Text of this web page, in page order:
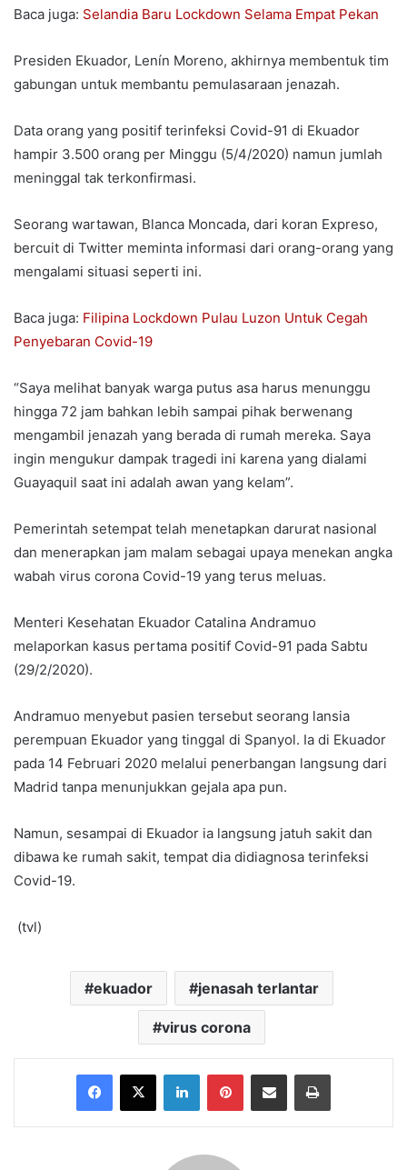
Baca juga: Selandia Baru Lockdown Selama Empat Pekan
Presiden Ekuador, Lenín Moreno, akhirnya membentuk tim
gabungan untuk membantu pemulasaraan jenazah.
Data orang yang positif terinfeksi Covid-91 di Ekuador
hampir 3.500 orang per Minggu (5/4/2020) namun jumlah
meninggal tak terkonfirmasi.
Seorang wartawan, Blanca Moncada, dari koran Expreso,
bercuit di Twitter meminta informasi dari orang-orang yang
mengalami situasi seperti ini.
Baca juga: Filipina Lockdown Pulau Luzon Untuk Cegah
Penyebaran Covid-19
“Saya melihat banyak warga putus asa harus menunggu
hingga 72 jam bahkan lebih sampai pihak berwenang
mengambil jenazah yang berada di rumah mereka. Saya
ingin mengukur dampak tragedi ini karena yang dialami
Guayaquil saat ini adalah awan yang kelam”.
Pemerintah setempat telah menetapkan darurat nasional
dan menerapkan jam malam sebagai upaya menekan angka
wabah virus corona Covid-19 yang terus meluas.
Menteri Kesehatan Ekuador Catalina Andramuo
melaporkan kasus pertama positif Covid-91 pada Sabtu
(29/2/2020).
Andramuo menyebut pasien tersebut seorang lansia
perempuan Ekuador yang tinggal di Spanyol. Ia di Ekuador
pada 14 Februari 2020 melalui penerbangan langsung dari
Madrid tanpa menunjukkan gejala apa pun.
Namun, sesampai di Ekuador ia langsung jatuh sakit dan
dibawa ke rumah sakit, tempat dia didiagnosa terinfeksi
Covid-19.
(tvl)
ekuador jenasah terlantar
virus corona
Facebook
X LinkedInPinterestShare via Email Print